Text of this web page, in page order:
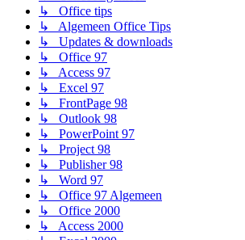
↳ Office tips
↳ Algemeen Office Tips
↳ Updates & downloads
↳ Office 97
↳ Access 97
↳ Excel 97
↳ FrontPage 98
↳ Outlook 98
↳ PowerPoint 97
↳ Project 98
↳ Publisher 98
↳ Word 97
↳ Office 97 Algemeen
↳ Office 2000
↳ Access 2000